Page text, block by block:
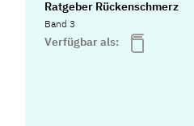
Ratgeber Rückenschmerz
Band 3
Verfügbar als: